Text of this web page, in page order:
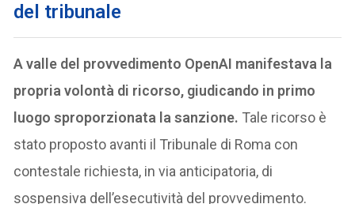
del tribunale
A valle del provvedimento OpenAI manifestava la
propria volontà di ricorso, giudicando in primo
luogo sproporzionata la sanzione. Tale ricorso è
stato proposto avanti il Tribunale di Roma con
contestale richiesta, in via anticipatoria, di
sospensiva dell’esecutività del provvedimento.